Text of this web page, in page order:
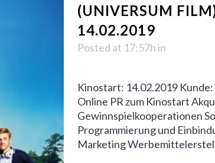
(UNIVERSUM
14.02.2019
Posted at 17:57hin
Kinostart: 14.02.2019
Online PR zum Kinostart
Gewinnspielkooperationen
Programmierung und
Marketing